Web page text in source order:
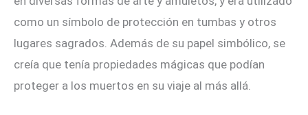
como un símbolo de protección en tumbas y otros
lugares sagrados. Además de su papel simbólico, se
creía que tenía propiedades mágicas que podían
proteger a los muertos en su viaje al más allá.